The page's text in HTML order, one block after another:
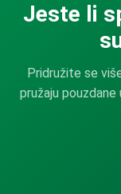
Jeste li
Pridružite se
pružaju